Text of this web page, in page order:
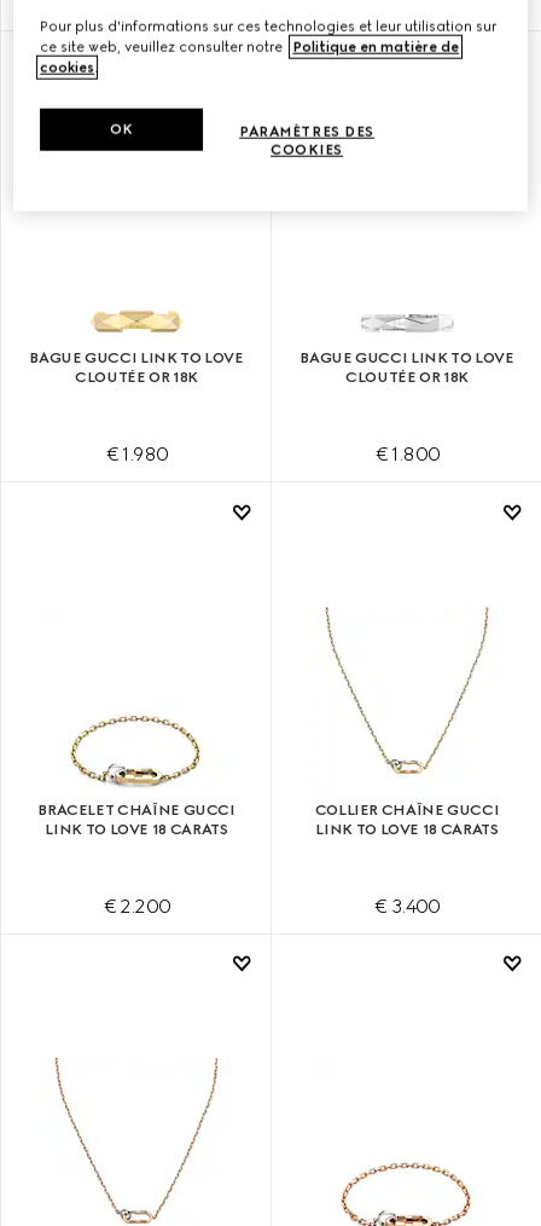
BAGUE GUCCI LINK TO LOVE
CLOUTÉE OR 18K
€ 1.980
BAGUE GUCCI LINK TO LOVE
CLOUTÉE OR 18K
€ 1.800
BRACELET CHAÎNE GUCCI
LINK TO LOVE 18 CARATS
€ 2.200
COLLIER CHAÎNE GUCCI
LINK TO LOVE 18 CARATS
€ 3.400
Pour plus d'informations sur ces technologies et leur utilisation sur
ce site web, veuillez consulter notre
Politique en matière de
cookies.
PARAMÈTRES DES
COOKIES
OK